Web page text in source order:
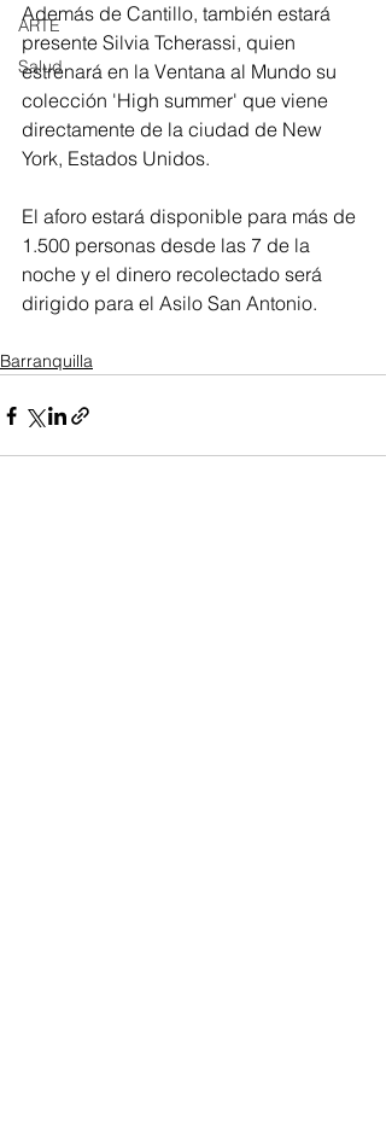
ARTE
Salud
Además de Cantillo, también estará
presente Silvia Tcherassi, quien
estrenará en la Ventana al Mundo su
colección 'High summer' que viene
directamente de la ciudad de New
York, Estados Unidos.
El aforo estará disponible para más de
1.500 personas desde las 7 de la
noche y el dinero recolectado será
dirigido para el Asilo San Antonio.
Barranquilla